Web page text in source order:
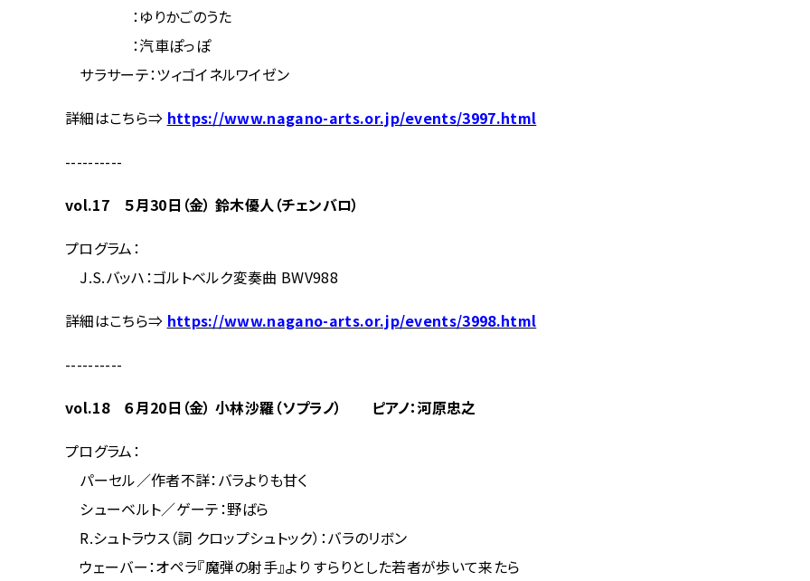
：ゆりかごのうた
：汽車ぽっぽ
サラサーテ：ツィゴイネルワイゼン
詳細はこちら⇒ https://www.nagano-arts.or.jp/events/3997.html
----------
vol.17 ５月30日（金） 鈴木優人（チェンバロ）
プログラム：
J.S.バッハ：ゴルトベルク変奏曲 BWV988
詳細はこちら⇒ https://www.nagano-arts.or.jp/events/3998.html
----------
vol.18 ６月20日（金） 小林沙羅（ソプラノ） ピアノ：河原忠之
プログラム：
パーセル／作者不詳：バラよりも甘く
シューベルト／ゲーテ：野ばら
R.シュトラウス（詞 クロップシュトック）：バラのリボン
ウェーバー：オペラ『魔弾の射手』より すらりとした若者が歩いて来たら